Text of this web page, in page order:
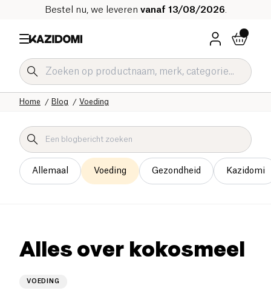
Bestel nu, we leveren vanaf 13/08/2026
Voeding
Blog
Home
Allemaal Voeding Gezondheid Kazidomi
Alles over kokosmeel
VOEDING